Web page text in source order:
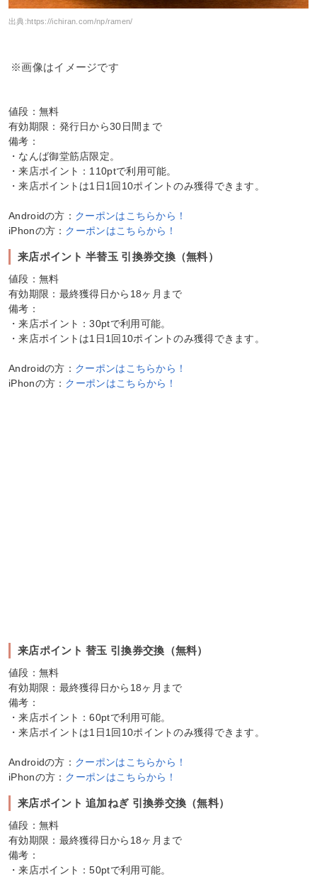
出典:https://ichiran.com/np/ramen/
※画像はイメージです
値段：無料
有効期限：発行日から30日間まで
備考：
・なんば御堂筋店限定。
・来店ポイント：110ptで利用可能。
・来店ポイントは1日1回10ポイントのみ獲得できます。
Androidの方： クーポンはこちらから！
iPhonの方： クーポンはこちらから！
来店ポイント 半替玉 引換券交換（無料）
値段：無料
有効期限：最終獲得日から18ヶ月まで
備考：
・来店ポイント：30ptで利用可能。
・来店ポイントは1日1回10ポイントのみ獲得できます。
Androidの方： クーポンはこちらから！
iPhonの方： クーポンはこちらから！
来店ポイント 替玉 引換券交換（無料）
値段：無料
有効期限：最終獲得日から18ヶ月まで
備考：
・来店ポイント：60ptで利用可能。
・来店ポイントは1日1回10ポイントのみ獲得できます。
Androidの方： クーポンはこちらから！
iPhonの方： クーポンはこちらから！
来店ポイント 追加ねぎ 引換券交換（無料）
値段：無料
有効期限：最終獲得日から18ヶ月まで
備考：
・来店ポイント：50ptで利用可能。